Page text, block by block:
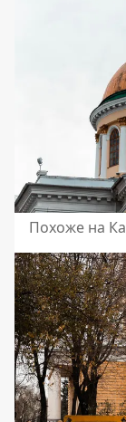
Похоже на